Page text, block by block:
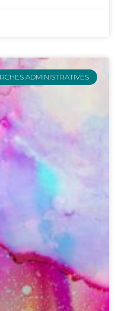
ADMINISTRATIVES